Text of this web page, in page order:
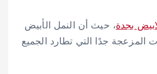
بجدة، حيث أن النمل الأبيض
جدًا التي تطارد الجميع